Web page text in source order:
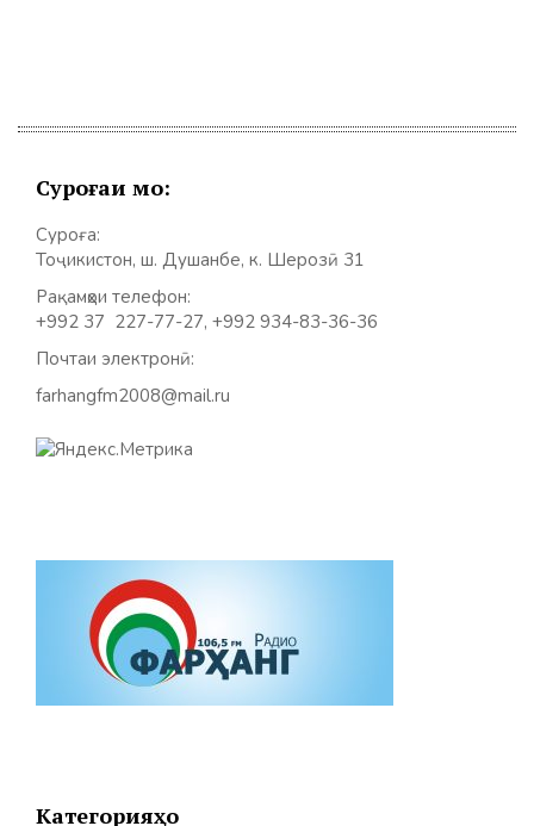
Суроғаи мо:
Суроға:
Тоҷикистон, ш. Душанбе, к. Шерозӣ 31
Рақамҳои телефон:
+992 37 227-77-27, +992 934-83-36-36
Почтаи электронӣ:
farhangfm2008@mail.ru
Категорияҳо